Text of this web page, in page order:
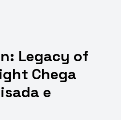
Legacy of
Chega
e